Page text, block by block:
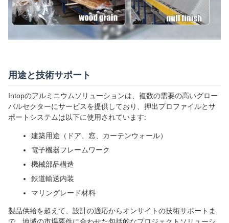
用途と技術サポート
Intopのアルミニウムソリューションは、複数の需要の高いグロー
バルセクターにサービスを提供しており、押出プロファイルとサ
ポートシステムは以下に使用されています:
建築用途（ドア、窓、カーテンウォール）
電子機器フレームワーク
機械部品構造
鉄道輸送内装
マリングレード材料
製品供給を超えて、設計の適応からオンサイトの技術サポートま